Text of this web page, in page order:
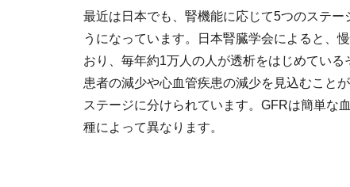
最近は日本でも、腎機能に応じて5つのステ
うになっています。日本腎臓学会によると、
おり、毎年約1万人の人が透析をはじめてい
患者の減少や心血管疾患の減少を見込むこと
ステージに分けられています。GFRは簡単な
種によって異なります。